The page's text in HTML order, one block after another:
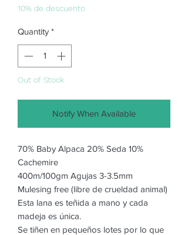
10% de descuento
Quantity *
Out of Stock
Notify When Available
70% Baby Alpaca 20% Seda 10%
Cachemire
400m/100gm Agujas 3-3.5mm
Mulesing free (libre de crueldad animal)
Esta lana es teñida a mano y cada
madeja es única.
Se tiñen en pequeños lotes por lo que